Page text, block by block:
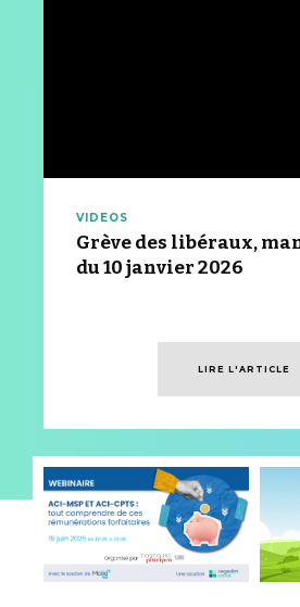
VIDEOS
Grève des libéraux,
du 10 janvier 2026
LIRE L'ARTICLE